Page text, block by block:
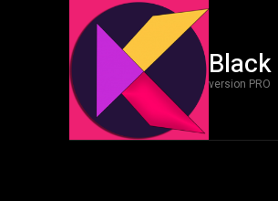
Black
version PRO